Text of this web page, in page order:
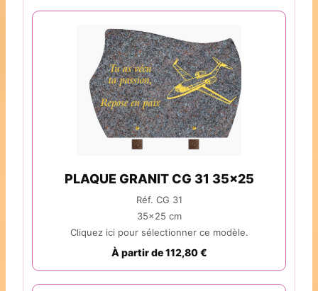
PLAQUE GRANIT CG 31 35x25
Réf. CG 31
35x25 cm
Cliquez ici pour sélectionner ce modèle.
À partir de 112,80 €